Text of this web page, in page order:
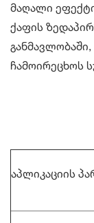
მაღალი
ქაფის
ჩამოირეცხოს
აპლიკაციის